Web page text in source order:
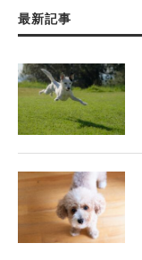
最新記事